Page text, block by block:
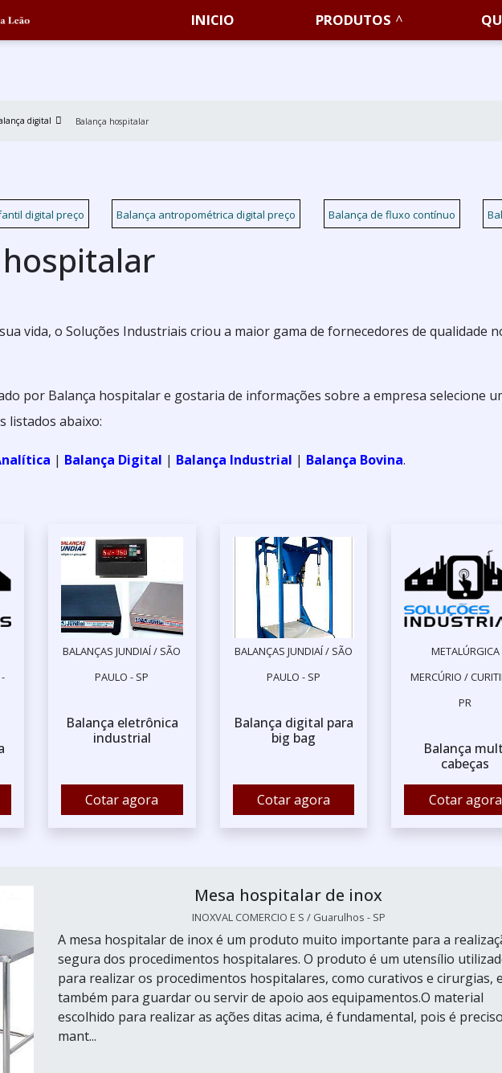
INICIO PRODUTOS
digital Balança hospitalar
digital preço Balança antropométrica digital preço Balança de fluxo contínuo
vida, o Soluções Industriais criou a maior gama de fornecedores de qualidade
por Balança hospitalar e gostaria de informações sobre a empresa selecione
listados abaixo:
| Balança Digital | Balança Industrial | Balança Bovina.
BALANÇAS JUNDIAÍ / SÃO
PAULO - SP
Balança eletrônica
industrial
Cotar agora
BALANÇAS JUNDIAÍ / SÃO
PAULO - SP
Balança digital para
big bag
Cotar agora
METALÚRGICA
MERCÚRIO /
PR
Balança
cabeças
Cotar agora
Mesa hospitalar de inox
INOXVAL COMERCIO E S / Guarulhos - SP
A mesa hospitalar de inox é um produto muito importante para a
segura dos procedimentos hospitalares. O produto é um utensílio
para realizar os procedimentos hospitalares, como curativos e cirurgias, e
também para guardar ou servir de apoio aos equipamentos.O material
escolhido para realizar as ações ditas acima, é fundamental, pois é preciso
mant...